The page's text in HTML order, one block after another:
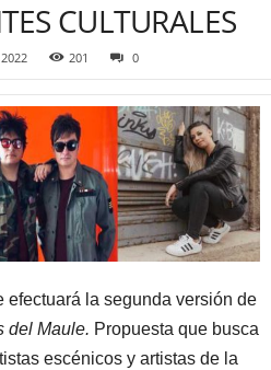
CULTURALES
201 0
efectuará la segunda versión de
del Maule. Propuesta que busca
escénicos y artistas de la